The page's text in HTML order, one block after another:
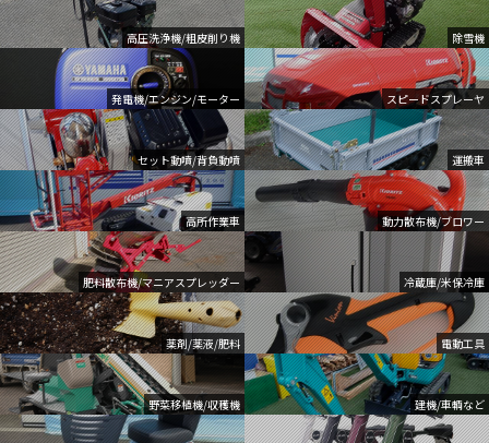
高圧洗浄機/粗皮削り機 除雪機
発電機/エンジン/モーター スピードスプレーヤ
セット動噴/背負動噴 運搬車
高所作業車 動力散布機/ブロワー
肥料散布機/マニアスプレッダー 冷蔵庫/米保冷庫
薬剤/薬液/肥料 電動工具
野菜移植機/収穫機 建機/車輌など